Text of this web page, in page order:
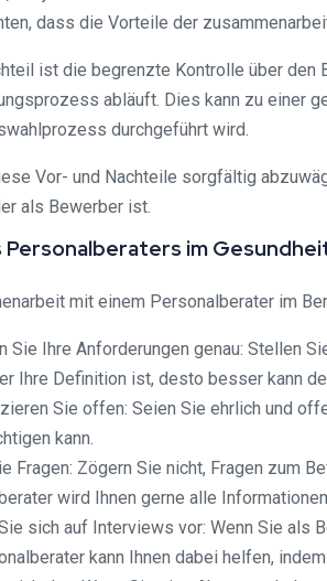
dass die Vorteile der
ist die begrenzte Kontrolle über den
abläuft. Dies kann zu einer
durchgeführt wird.
Vor- und Nachteile sorgfältig
als Bewerber ist.
Personalberaters im
mit einem Personalberater im
Sie Ihre Anforderungen genau: Stellen
Ihre Definition ist, desto besser kann
Sie offen: Seien Sie ehrlich und
kann.
Fragen: Zögern Sie nicht, Fragen zum
wird Ihnen gerne alle
sich auf Interviews vor: Wenn Sie als
kann Ihnen dabei helfen,